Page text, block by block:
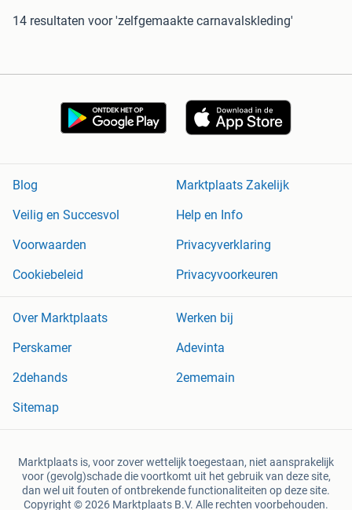
14 resultaten voor 'zelfgemaakte carnavalskleding'
Blog
Marktplaats Zakelijk
Veilig en Succesvol
Help en Info
Voorwaarden
Privacyverklaring
Cookiebeleid
Privacyvoorkeuren
Over Marktplaats
Werken bij
Perskamer
Adevinta
2dehands
2ememain
Sitemap
Marktplaats is, voor zover wettelijk toegestaan, niet aansprakelijk
voor (gevolg)schade die voortkomt uit het gebruik van deze site,
dan wel uit fouten of ontbrekende functionaliteiten op deze site.
Copyright © 2026 Marktplaats B.V. Alle rechten voorbehouden.